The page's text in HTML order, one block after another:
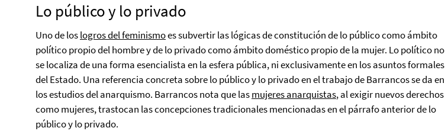
Lo público y lo privado
Uno de loslogros del feminismoes subvertir las lógicas de constitución de lo público como ámbito
político propio del hombre y de lo privado como ámbito doméstico propio de la mujer. Lo político no
se localiza de una forma esencialista en la esfera pública, ni exclusivamente en los asuntos formales
del Estado. Una referencia concreta sobre lo público y lo privado en el trabajo de Barrancos se da en
los estudios del anarquismo. Barrancos nota que lasmujeres anarquistas, al exigir nuevos derechos
como mujeres, trastocan las concepciones tradicionales mencionadas en el párrafo anterior de lo
público y lo privado.